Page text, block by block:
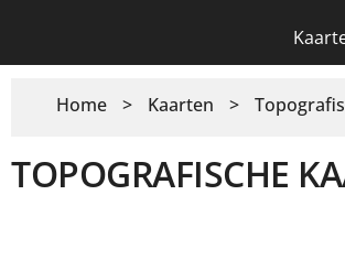
Home > Kaarten >
TOPOGRAFISCHE